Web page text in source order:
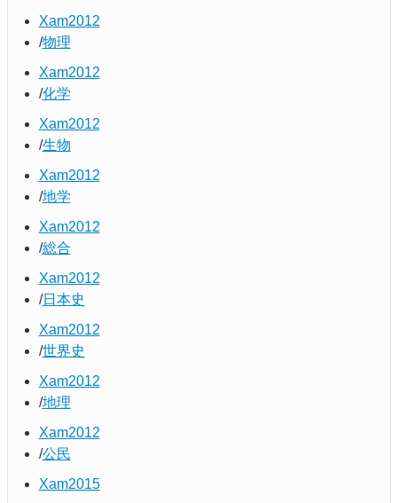
Xam2012
物理
Xam2012
化学
Xam2012
生物
Xam2012
地学
Xam2012
総合
Xam2012
日本史
Xam2012
世界史
Xam2012
地理
Xam2012
公民
Xam2015